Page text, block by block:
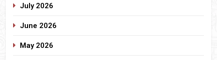
July 2026
June 2026
May 2026